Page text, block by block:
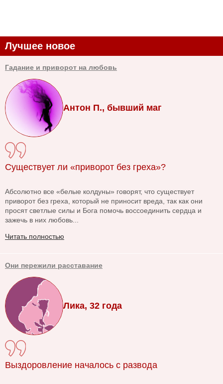
Лучшее новое
Гадание и приворот на любовь
Антон П., бывший маг
Существует ли «приворот без греха»?
Абсолютно все «белые колдуны» говорят, что существует
приворот без греха, который не приносит вреда, так как они
просят светлые силы и Бога помочь воссоединить сердца и
зажечь в них любовь...
Читать полностью
Они пережили расставание
Лика, 32 года
Выздоровление началось с развода